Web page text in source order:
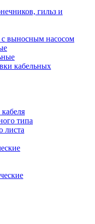
гильз и
с выносным насосом
кабельных
типа
листа